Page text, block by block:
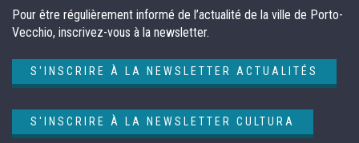
Pour être régulièrement informé de l’actualité de la ville de Porto-
Vecchio, inscrivez-vous à la newsletter.
S'INSCRIRE À LA NEWSLETTER ACTUALITÉS
S'INSCRIRE À LA NEWSLETTER CULTURA